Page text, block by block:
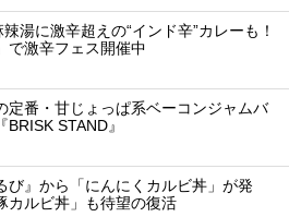
湯に激辛超えの“インド辛”カレーも！
で激辛フェス開催中
定番・甘じょっぱ系ベーコンジャムバ
STAND』
び』から「にんにくカルビ丼」が発
カルビ丼」も待望の復活